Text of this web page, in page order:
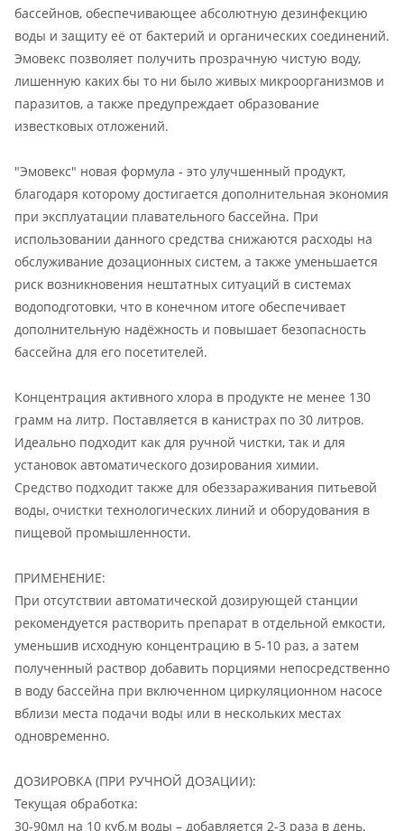
бассейнов, обеспечивающее абсолютную дезинфекцию
воды и защиту её от бактерий и органических соединений.
Эмовекс позволяет получить прозрачную чистую воду,
лишенную каких бы то ни было живых микроорганизмов и
паразитов, а также предупреждает образование
известковых отложений.
"Эмовекс" новая формула - это улучшенный продукт,
благодаря которому достигается дополнительная экономия
при эксплуатации плавательного бассейна. При
использовании данного средства снижаются расходы на
обслуживание дозационных систем, а также уменьшается
риск возникновения нештатных ситуаций в системах
водоподготовки, что в конечном итоге обеспечивает
дополнительную надёжность и повышает безопасность
бассейна для его посетителей.
Концентрация активного хлора в продукте не менее 130
грамм на литр. Поставляется в канистрах по 30 литров.
Идеально подходит как для ручной чистки, так и для
установок автоматического дозирования химии.
Средство подходит также для обеззараживания питьевой
воды, очистки технологических линий и оборудования в
пищевой промышленности.
ПРИМЕНЕНИЕ:
При отсутствии автоматической дозирующей станции
рекомендуется растворить препарат в отдельной емкости,
уменьшив исходную концентрацию в 5-10 раз, а затем
полученный раствор добавить порциями непосредственно
в воду бассейна при включенном циркуляционном насосе
вблизи места подачи воды или в нескольких местах
одновременно.
ДОЗИРОВКА (ПРИ РУЧНОЙ ДОЗАЦИИ):
Текущая обработка:
30-90мл на 10 куб.м воды – добавляется 2-3 раза в день.